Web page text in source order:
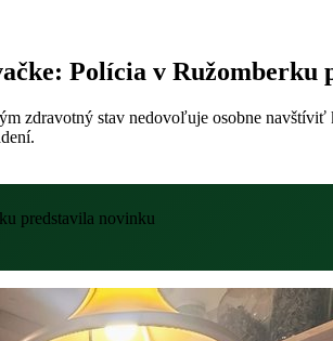
Polícia v Ružomberku
zdravotný stav nedovoľuje osobne
predstavila novinku